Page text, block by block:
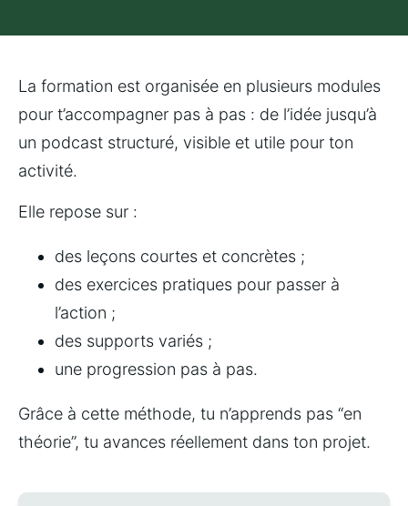
La formation est organisée en plusieurs modules
pour t’accompagner pas à pas : de l’idée jusqu’à
un podcast structuré, visible et utile pour ton
activité.
Elle repose sur :
des leçons courtes et concrètes ;
des exercices pratiques pour passer à
l’action ;
des supports variés ;
une progression pas à pas.
Grâce à cette méthode, tu n’apprends pas “en
théorie”, tu avances réellement dans ton projet.